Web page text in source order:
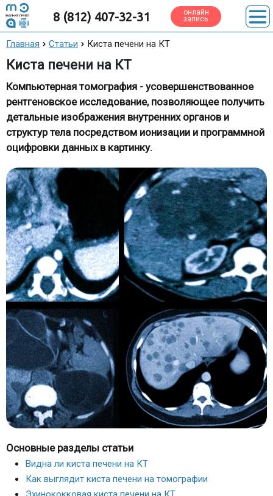
8 (812) 407-32-31 онлайн
запись
Главная Статьи Киста печени на КТ
Киста печени на КТ
Компьютерная томография - усовершенствованное
рентгеновское исследование, позволяющее получить
детальные изображения внутренних органов и
структур тела посредством ионизации и программной
оцифровки данных в картинку.
Основные разделы статьи
Видна ли киста печени на КТ
Как выглядит киста печени на томографии